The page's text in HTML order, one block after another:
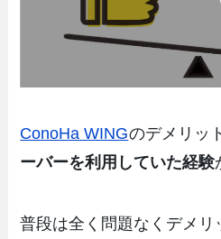
ConoHa WINGのデメリッ
ーバーを利用していた経験
普段は全く問題なくデメリ